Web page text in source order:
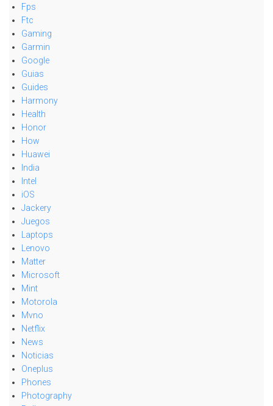
Fps
Ftc
Gaming
Garmin
Google
Guias
Guides
Harmony
Health
Honor
How
Huawei
India
Intel
iOS
Jackery
Juegos
Laptops
Lenovo
Matter
Microsoft
Mint
Motorola
Mvno
Netflix
News
Noticias
Oneplus
Phones
Photography